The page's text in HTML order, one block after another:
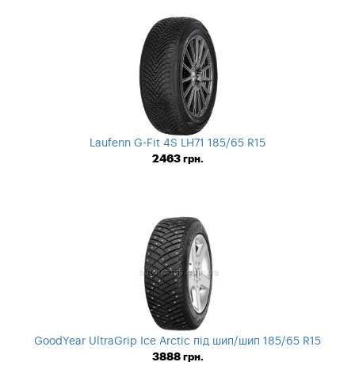
Laufenn G-Fit 4S LH71 185/65 R15
2463 грн.
GoodYear UltraGrip Ice Arctic під шип/шип 185/65 R15
3888 грн.